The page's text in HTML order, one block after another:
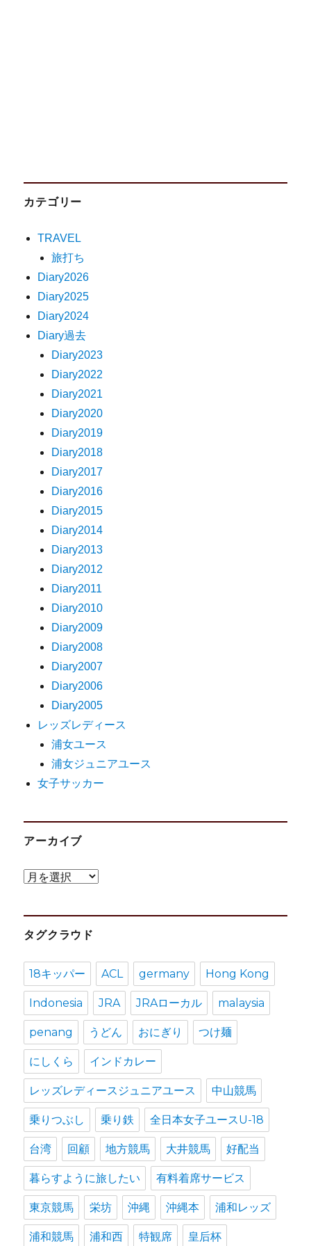
カテゴリー
TRAVEL
旅打ち
Diary2026
Diary2025
Diary2024
Diary過去
Diary2023
Diary2022
Diary2021
Diary2020
Diary2019
Diary2018
Diary2017
Diary2016
Diary2015
Diary2014
Diary2013
Diary2012
Diary2011
Diary2010
Diary2009
Diary2008
Diary2007
Diary2006
Diary2005
レッズレディース
浦女ユース
浦女ジュニアユース
女子サッカー
アーカイブ
ア
カ
イ
タグクラウド
18キッパー ACL germany Hong Kong
Indonesia JRA JRAローカル malaysia
penang うどん おにぎり つけ麺
にしくら インドカレー
レッズレディースジュニアユース 中山競馬
乗りつぶし 乗り鉄 全日本女子ユースU-18
台湾 回顧 地方競馬 大井競馬 好配当
暮らすように旅したい 有料着席サービス
東京競馬 栄坊 沖縄 沖縄本 浦和レッズ
浦和競馬 浦和西 特観席 皇后杯